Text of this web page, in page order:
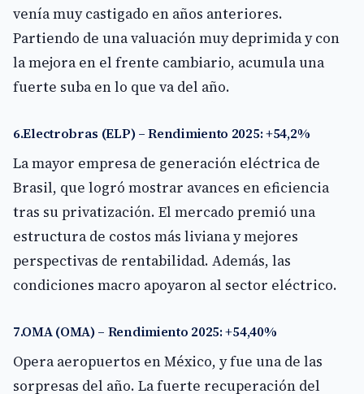
venía muy castigado en años anteriores.
Partiendo de una valuación muy deprimida y con
la mejora en el frente cambiario, acumula una
fuerte suba en lo que va del año.
6.Electrobras (ELP) – Rendimiento 2025: +54,2%
La mayor empresa de generación eléctrica de
Brasil, que logró mostrar avances en eficiencia
tras su privatización. El mercado premió una
estructura de costos más liviana y mejores
perspectivas de rentabilidad. Además, las
condiciones macro apoyaron al sector eléctrico.
7.OMA (OMA) – Rendimiento 2025: +54,40%
Opera aeropuertos en México, y fue una de las
sorpresas del año. La fuerte recuperación del